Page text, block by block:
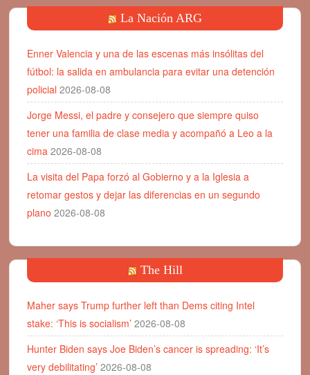
La Nación ARG
Enner Valencia y una de las escenas más insólitas del
fútbol: la salida en ambulancia para evitar una detención
policial 2026-08-08
Jorge Messi, el padre y consejero que siempre quiso
tener una familia de clase media y acompañó a Leo a la
cima 2026-08-08
La visita del Papa forzó al Gobierno y a la Iglesia a
retomar gestos y dejar las diferencias en un segundo
plano 2026-08-08
The Hill
Maher says Trump further left than Dems citing Intel
stake: ‘This is socialism’ 2026-08-08
Hunter Biden says Joe Biden’s cancer is spreading: ‘It’s
very debilitating’ 2026-08-08